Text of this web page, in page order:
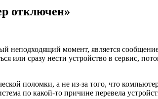
отключен»
неподходящий момент, является
или сразу нести устройство в сервис,
поломки, а не из-за того, что
по какой-то причине перевела